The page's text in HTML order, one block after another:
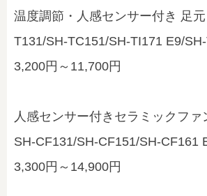
温度調節・人感センサー付き 足
T131/SH-TC151/SH-TI171 E9/
3,200円～11,700円
人感センサー付きセラミックファ
SH-CF131/SH-CF151/SH-CF161
3,300円～14,900円